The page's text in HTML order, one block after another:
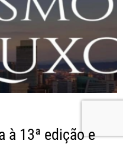
à 13ª edição e